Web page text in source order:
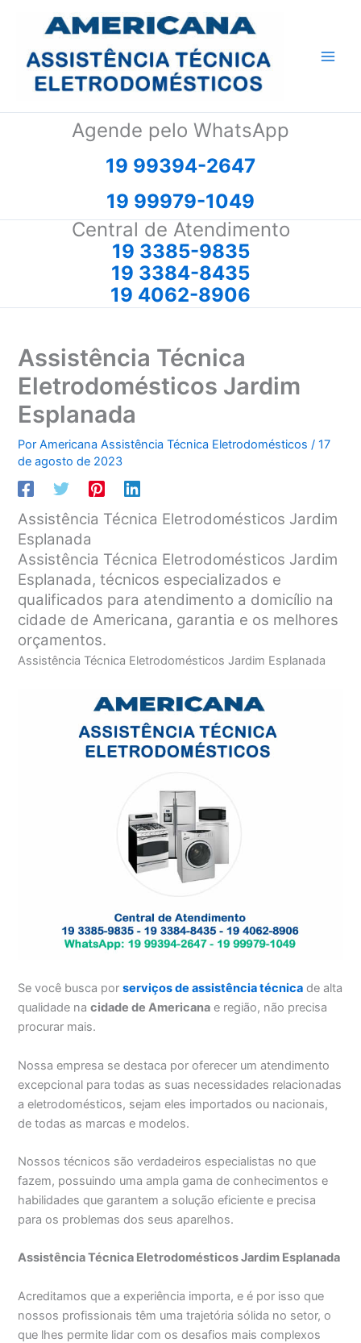
conteúdo
Agende pelo WhatsApp
19 99394-2647
19 99979-1049
Central de Atendimento
19 3385-9835
19 3384-8435
19 4062-8906
Assistência Técnica
Eletrodomésticos Jardim
Esplanada
PorAmericana Assistência Técnica Eletrodomésticos/17
de agosto de 2023
Assistência Técnica Eletrodomésticos Jardim
Esplanada
Assistência Técnica Eletrodomésticos Jardim
Esplanada, técnicos especializados e
qualificados para atendimento a domicílio na
cidade de Americana, garantia e os melhores
orçamentos.
Assistência Técnica Eletrodomésticos Jardim Esplanada
Se você busca porserviços de assistência técnica de alta
qualidade nacidade de Americana e região, não precisa
procurar mais.
Nossa empresa se destaca por oferecer um atendimento
excepcional para todas as suas necessidades relacionadas
a eletrodomésticos, sejam eles importados ou nacionais,
de todas as marcas e modelos.
Nossos técnicos são verdadeiros especialistas no que
fazem, possuindo uma ampla gama de conhecimentos e
habilidades que garantem a solução eficiente e precisa
para os problemas dos seus aparelhos.
Assistência Técnica Eletrodomésticos Jardim Esplanada
Acreditamos que a experiência importa, e é por isso que
nossos profissionais têm uma trajetória sólida no setor, o
que lhes permite lidar com os desafios mais complexos